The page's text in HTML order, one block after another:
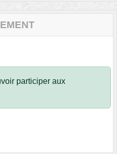
participer aux